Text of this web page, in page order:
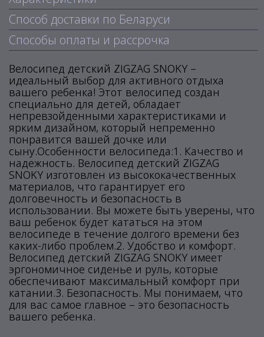
Способ доставки по Беларуси
Способы оплаты и рассрочка
Велосипед детский ZIGZAG SNOKY –
идеальный выбор для активного отдыха
вашего ребенка! Этот велосипед создан
специально для детей, обладает
непревзойденными характеристиками и
ярким дизайном, который непременно
понравится вашей дочке или
сыну.Особенности велосипеда:1. Качество и
надежность. Велосипед детский ZIGZAG
SNOKY изготовлен из высококачественных
материалов, что гарантирует его
долговечность и безопасность в
использовании. Вы можете быть уверены, что
ваш ребенок будет кататься на этом
велосипеде в течение долгого времени без
каких-либо проблем.2. Удобство и комфорт.
Велосипед детский ZIGZAG SNOKY имеет
эргономичное сиденье и руль, которые
обеспечивают максимальный комфорт при
катании.3. Безопасность. Мы понимаем, что
для вас самое главное – это безопасность
вашего ребенка.